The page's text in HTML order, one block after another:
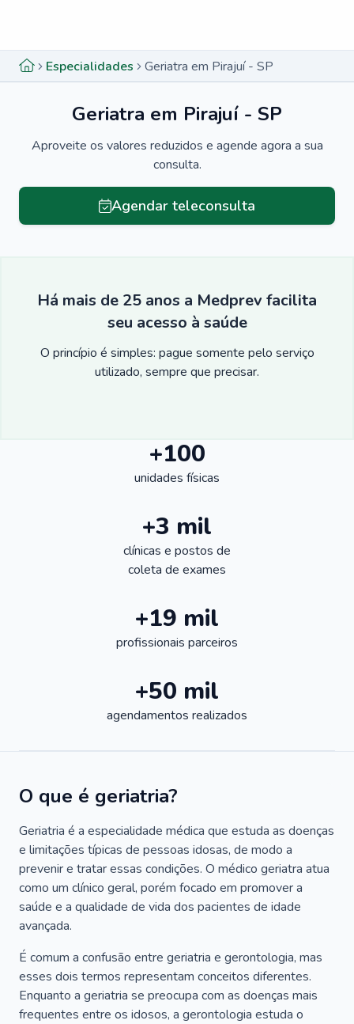
Especialidades Geriatra em Pirajuí - SP
Geriatra em Pirajuí - SP
Aproveite os valores reduzidos e agende agora a sua
consulta.
Agendar teleconsulta
Há mais de 25 anos a Medprev facilita
seu acesso à saúde
O princípio é simples: pague somente pelo serviço
utilizado, sempre que precisar.
+100
unidades físicas
+3 mil
clínicas e postos de
coleta de exames
+19 mil
profissionais parceiros
+50 mil
agendamentos realizados
O que é geriatria?
Geriatria é a especialidade médica que estuda as doenças
e limitações típicas de pessoas idosas, de modo a
prevenir e tratar essas condições. O médico geriatra atua
como um clínico geral, porém focado em promover a
saúde e a qualidade de vida dos pacientes de idade
avançada.
É comum a confusão entre geriatria e gerontologia, mas
esses dois termos representam conceitos diferentes.
Enquanto a geriatria se preocupa com as doenças mais
frequentes entre os idosos, a gerontologia estuda o